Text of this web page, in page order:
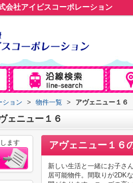
会社アイビスコーポレーション
ション > 物件一覧 > アヴェニュー１６
ェニュー１６
アヴェニュー１６
新しい生活と一緒にお子さ
居可能物件。間取りが2DK
ます